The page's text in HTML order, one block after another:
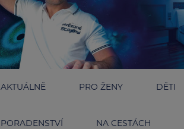
AKTUÁLNĚ PRO ŽENY DĚTI
PORADENSTVÍ NA CESTÁCH